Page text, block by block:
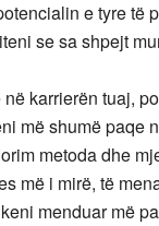
e tyre të
se sa shpejt
karrierën tuaj,
më shumë paqe
metoda dhe
më i mirë, të
menduar më